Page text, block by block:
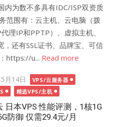
内为数不多具有IDC/ISP双资质
范围有：云主机、云电脑（拨
理IP和PPTP）、虚拟主机、
还有SSL证书、品牌宝、可信
https://u... Read more
月14日
VPS/云服务器
精选VPS/主机
日本VPS 性能评测，1核1G
防御 仅需29.4元/月